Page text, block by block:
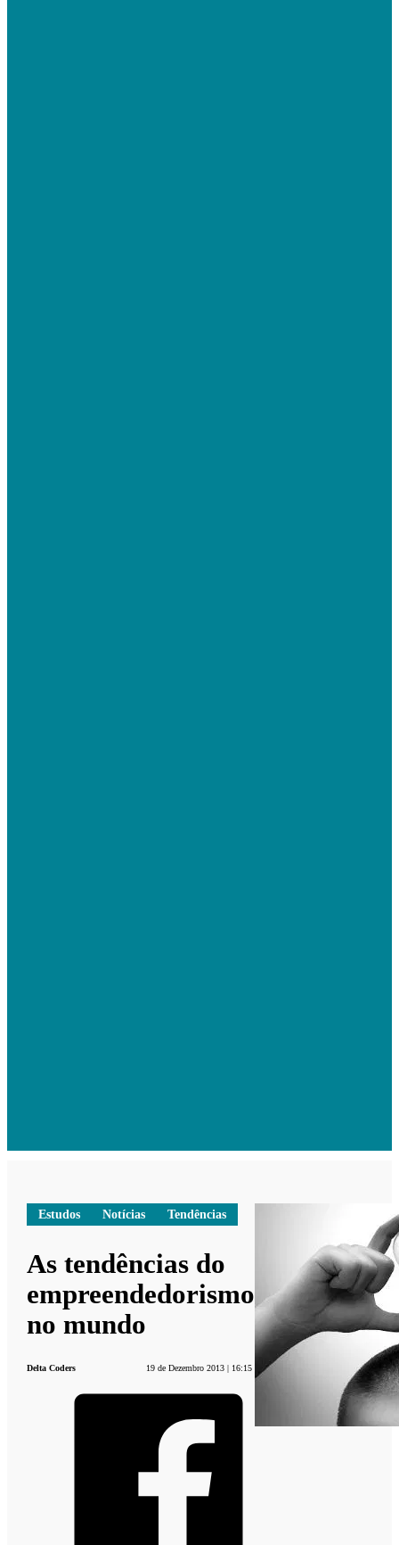
Estudos Notícias Tendências
As tendências do
empreendedorismo
no mundo
Delta Coders 19 de Dezembro 2013 | 16:15